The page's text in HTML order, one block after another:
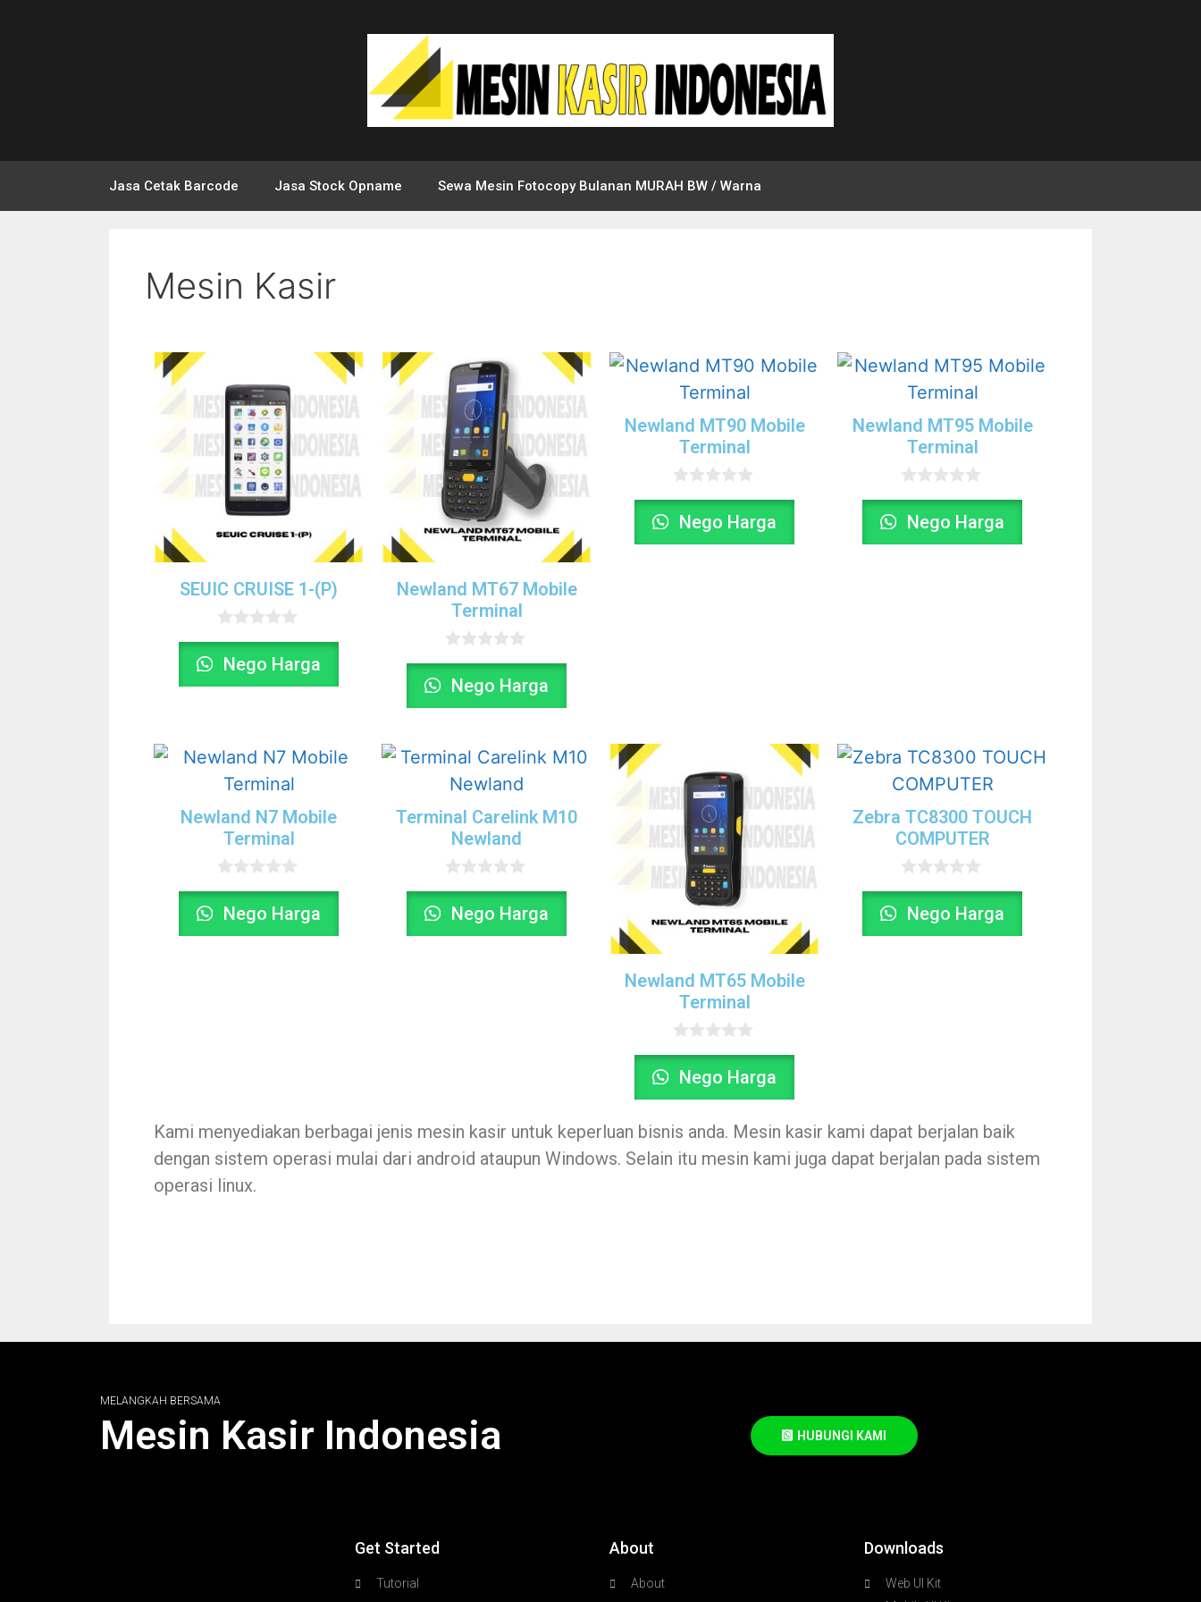
Jasa Cetak Barcode Jasa Stock Opname Sewa Mesin Fotocopy Bulanan MURAH BW / Warna
Mesin Kasir
SEUIC CRUISE 1-(P)
0
o
u
t
Nego Harga
Newland MT67 Mobile
Terminal
0
o
u
t
5
Nego Harga
Newland MT90 Mobile
Terminal
0
o
u
t
Nego Harga
Newland MT95 Mobile
Terminal
0
o
u
t
Nego Harga
Newland N7 Mobile
Terminal
0
o
u
t
Nego Harga
Terminal Carelink M10
Newland
0
o
u
t
Nego Harga
Newland MT65 Mobile
Terminal
0
o
u
t
f
Nego Harga
Zebra TC8300 TOUCH
COMPUTER
0
o
u
t
Nego Harga
Kami menyediakan berbagai jenis mesin kasir untuk keperluan bisnis anda. Mesin kasir kami dapat berjalan baik
dengan sistem operasi mulai dari android ataupun Windows. Selain itu mesin kami juga dapat berjalan pada sistem
operasi linux.
MELANGKAH BERSAMA
Mesin Kasir Indonesia HUBUNGI KAMI
Get Started
Tutorial
About
About
Downloads
Web UI Kit